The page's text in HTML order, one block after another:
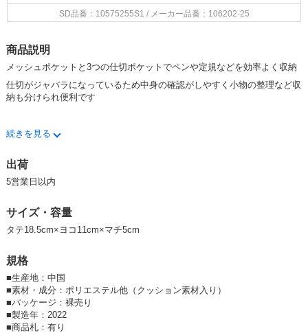
SD品番：10575255S1 / メーカー品番：106202-25
商品説明
メッシュポケットと3つの仕切ポケットでペンや定規などを効率よく収納
仕切がジャバラになっているため中身の確認がしやすく小物の整理など収
納も分けられ便利です
・仕切がたくさんあるため中身の分類や整理整頓に便利
・化粧ポーチとしても使用可能
・クッション素材入りなのでスマートフォンやモバイルバッテリーなどを
・ペンの出し入れがしやすいタテ型です
就職活動や資格試験などで様々な文具小物の持ち歩きでも活躍します。
※どの外装色の裏地もカラーは共通ブラックになります
※ペンケース ボックス・タテ エレガントのカラーは、
ジュ・グレー・
続きを見る
出荷
5営業日以内
サイズ・容量
タテ18.5cm×ヨコ11cm×マチ5cm
規格
■生産地：中国
■素材・成分：ポリエステル他（クッション素材入り）
■パッケージ：裸売り
■製造年：2022
■商品札：有り